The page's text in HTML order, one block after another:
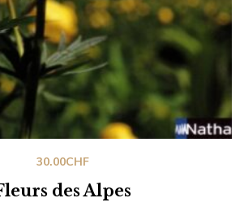
des Alpes
30.00CHF